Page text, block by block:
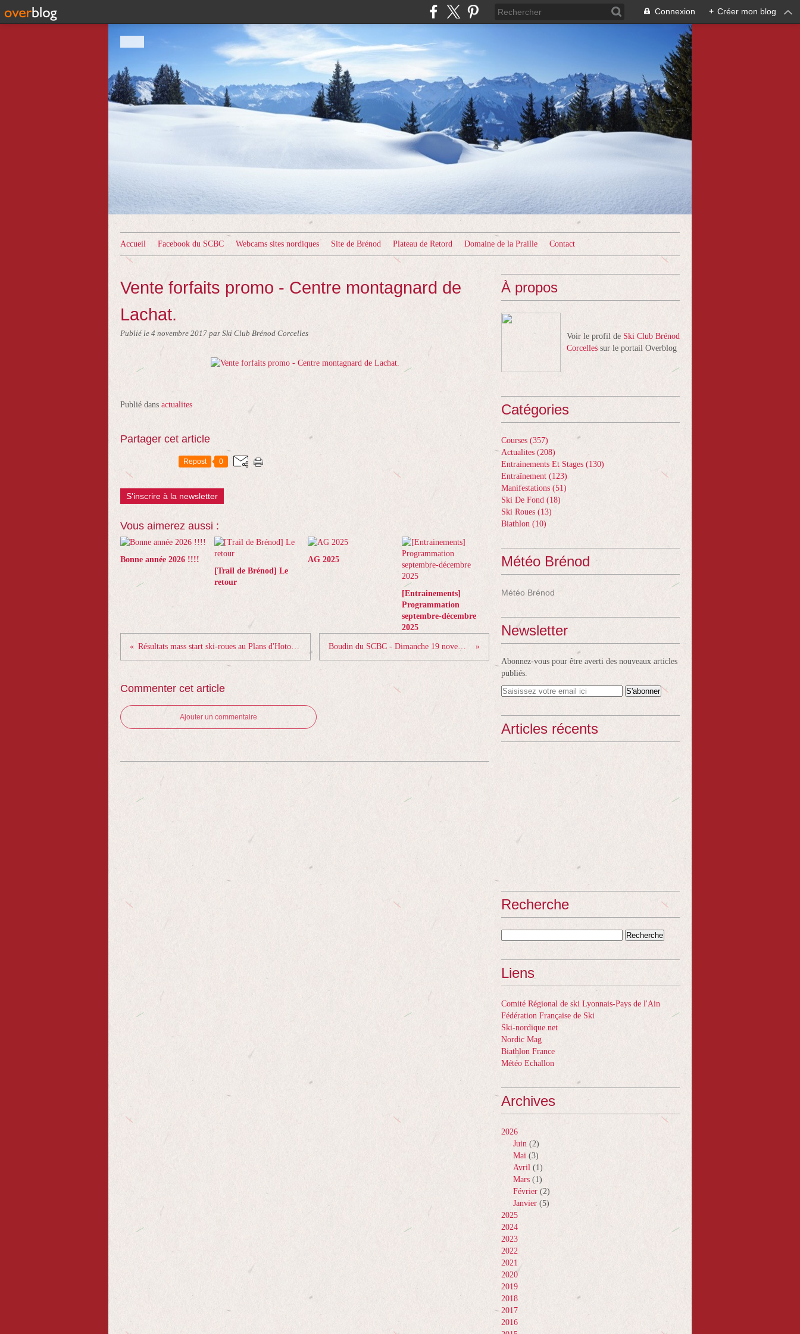
Connexion + Créer mon blog
Accueil Facebook du SCBC Webcams sites nordiques Site de Brénod Plateau de Retord Domaine de la Praille Contact
Vente forfaits promo - Centre montagnard de
Lachat.
Publié le 4 novembre 2017 par Ski Club Brénod Corcelles
Publié dans actualites
Partager cet article
Repost 0
S'inscrire à la newsletter
Vous aimerez aussi :
Bonne année 2026 !!!!
[Trail de Brénod] Le
retour
AG 2025
[Entrainements]
Programmation
septembre-décembre
2025
Résultats mass start ski-roues au Plans d'Hotonnes. Boudin du SCBC - Dimanche 19 novembre.
Commenter cet article
Ajouter un commentaire
À propos
Voir le profil de Ski Club Brénod
Corcelles sur le portail Overblog
Catégories
Courses (357)
Actualites (208)
Entrainements Et Stages (130)
Entraînement (123)
Manifestations (51)
Ski De Fond (18)
Ski Roues (13)
Biathlon (10)
Météo Brénod
Météo Brénod
Newsletter
Abonnez-vous pour être averti des nouveaux articles
publiés.
Articles récents
Recherche
Liens
Comité Régional de ski Lyonnais-Pays de l'Ain
Fédération Française de Ski
Ski-nordique.net
Nordic Mag
Biathlon France
Météo Echallon
Archives
2026
Juin (2)
Mai (3)
Avril (1)
Mars (1)
Février (2)
Janvier (5)
2025
2024
2023
2022
2021
2020
2019
2018
2017
2016